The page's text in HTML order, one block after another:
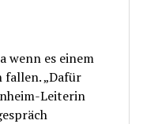
wenn es einem
„Dafür
Leiterin